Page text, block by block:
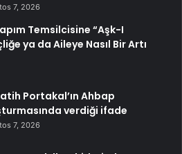
7, 2026
Temsilcisine “Aşk-I
ya da Aileye Nasıl Bir Artı
Portakal’ın Ahbap
verdiği ifade
7, 2026